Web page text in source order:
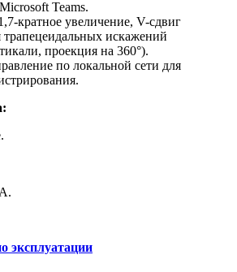
Teams.
кратное увеличение, V-сдвиг
трапецеидальных искажений
проекция на 360°).
по локальной сети для
эксплуатации